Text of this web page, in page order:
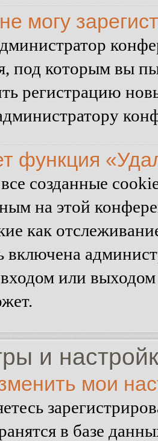
могу
под которым вы
регистрацию
функция
созданные
на этой
как
включена
или
и
мои
в базе